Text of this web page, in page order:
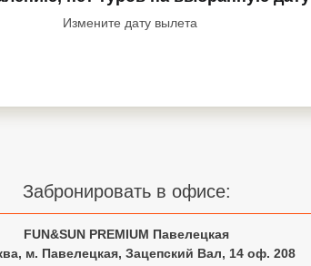
Измените дату вылета
Забронировать в офисе:
FUN&SUN PREMIUM Павелецкая
м. Павелецкая, Зацепский Вал, 14 оф. 208